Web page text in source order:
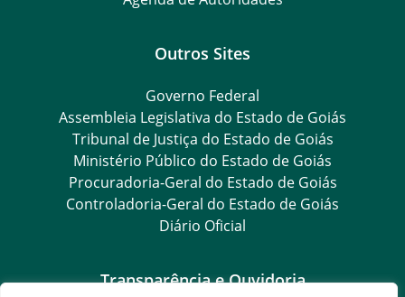
Outros Sites
Governo Federal
Assembleia Legislativa do Estado de Goiás
Tribunal de Justiça do Estado de Goiás
Ministério Público do Estado de Goiás
Procuradoria-Geral do Estado de Goiás
Controladoria-Geral do Estado de Goiás
Diário Oficial
Transparência e Ouvidoria